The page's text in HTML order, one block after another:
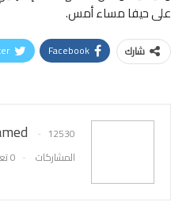
على حيفا مساء أمس.
شارك Facebook
12530
المشاركات
0 تعليقات